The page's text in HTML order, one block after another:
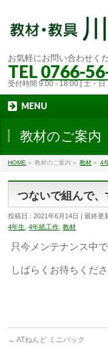
お気軽にお問い合わせく
TEL0766-
受付時間 9:00 - 18:00 [ 土・日
MENU
教材のご案内
HOME » 教材のご案内 » 教材 » 4
つないで組んで
投稿日 : 2021年6月14日 最終更
4年生 ,4年紙工作 ,教材
只今メンテナンス中で
しばらくお待ちくださ
← ATねんど ミニパック